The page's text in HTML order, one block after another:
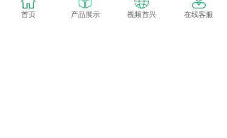
首页 产品展示 视频首兴 在线客服